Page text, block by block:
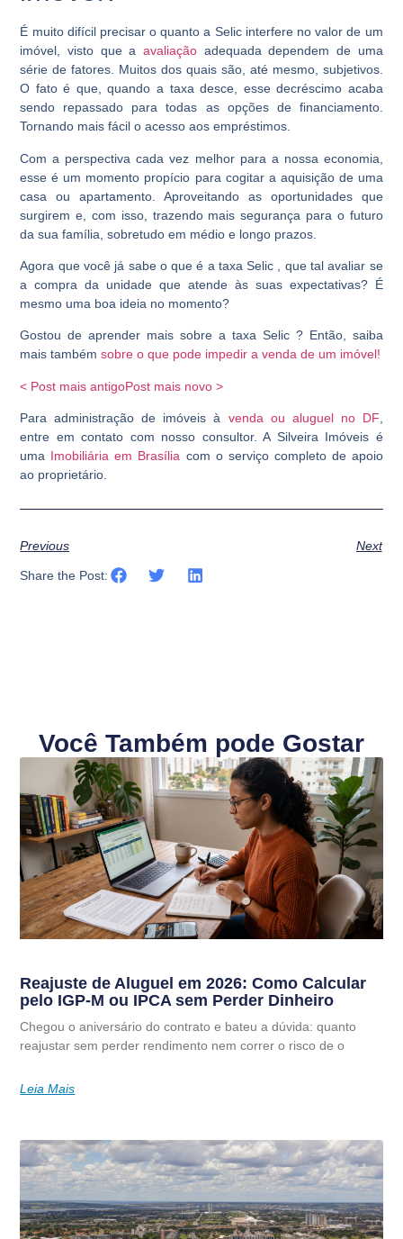
É muito difícil precisar o quanto a Selic interfere no valor de um
imóvel, visto que a avaliação adequada dependem de uma
série de fatores. Muitos dos quais são, até mesmo, subjetivos.
O fato é que, quando a taxa desce, esse decréscimo acaba
sendo repassado para todas as opções de financiamento.
Tornando mais fácil o acesso aos empréstimos.
Com a perspectiva cada vez melhor para a nossa economia,
esse é um momento propício para cogitar a aquisição de uma
casa ou apartamento. Aproveitando as oportunidades que
surgirem e, com isso, trazendo mais segurança para o futuro
da sua família, sobretudo em médio e longo prazos.
Agora que você já sabe o que é a taxa Selic , que tal avaliar se
a compra da unidade que atende às suas expectativas? É
mesmo uma boa ideia no momento?
Gostou de aprender mais sobre a taxa Selic? Então, saiba
mais tambémsobre o que pode impedir a venda de um imóvel!
< Post mais antigoPost mais novo >
Para administração de imóveis à venda ou aluguel no DF
entre em contato com nosso consultor. A Silveira Imóveis é
uma Imobiliária em Brasília com o serviço completo de apoio
ao proprietário.
Previous Next
Share the Post:
Você Também pode Gostar
Reajuste de Aluguel em 2026: Como Calcular
pelo IGP-M ou IPCA sem Perder Dinheiro
Chegou o aniversário do contrato e bateu a dúvida: quanto
reajustar sem perder rendimento nem correr o risco de o
Leia Mais